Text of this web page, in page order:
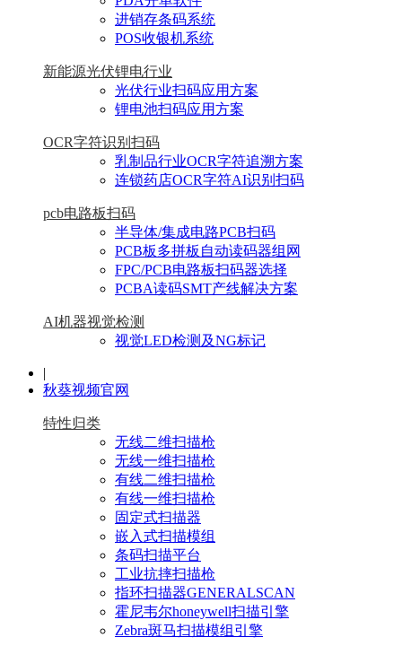
进销存条码系统
POS收银机系统
新能源光伏锂电行业
光伏行业扫码应用方案
锂电池扫码应用方案
OCR字符识别扫码
乳制品行业OCR字符追溯方案
连锁药店OCR字符AI识别扫码
pcb电路板扫码
半导体/集成电路PCB扫码
PCB板多拼板自动读码器组网
FPC/PCB电路板扫码器选择
PCBA读码SMT产线解决方案
AI机器视觉检测
视觉LED检测及NG标记
|
秋葵视频官网
特性归类
无线二维扫描枪
无线一维扫描枪
有线二维扫描枪
有线一维扫描枪
固定式扫描器
嵌入式扫描模组
条码扫描平台
工业抗摔扫描枪
指环扫描器GENERALSCAN
霍尼韦尔honeywell扫描引擎
Zebra斑马扫描模组引擎